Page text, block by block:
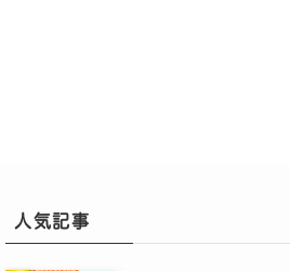
人気記事